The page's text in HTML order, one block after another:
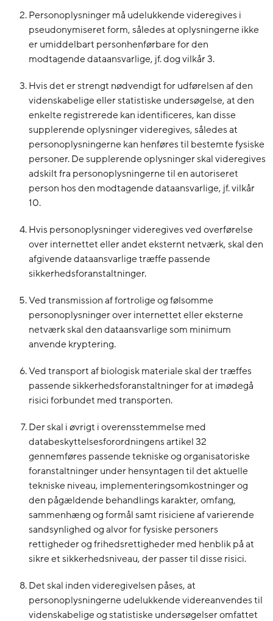
Personoplysninger må udelukkende videregives i
pseudonymiseret form, således at oplysningerne ikke
er umiddelbart personhenførbare for den
modtagende dataansvarlige, jf. dog vilkår 3.
Hvis det er strengt nødvendigt for udførelsen af den
videnskabelige eller statistiske undersøgelse, at den
enkelte registrerede kan identificeres, kan disse
supplerende oplysninger videregives, således at
personoplysningerne kan henføres til bestemte fysiske
personer. De supplerende oplysninger skal videregives
adskilt fra personoplysningerne til en autoriseret
person hos den modtagende dataansvarlige, jf. vilkår
10.
Hvis personoplysninger videregives ved overførelse
over internettet eller andet eksternt netværk, skal den
afgivende dataansvarlige træffe passende
sikkerhedsforanstaltninger.
Ved transmission af fortrolige og følsomme
personoplysninger over internettet eller eksterne
netværk skal den dataansvarlige som minimum
anvende kryptering.
Ved transport af biologisk materiale skal der træffes
passende sikkerhedsforanstaltninger for at imødegå
risici forbundet med transporten.
Der skal i øvrigt i overensstemmelse med
databeskyttelsesforordningens artikel 32
gennemføres passende tekniske og organisatoriske
foranstaltninger under hensyntagen til det aktuelle
tekniske niveau, implementeringsomkostninger og
den pågældende behandlings karakter, omfang,
sammenhæng og formål samt risiciene af varierende
sandsynlighed og alvor for fysiske personers
rettigheder og frihedsrettigheder med henblik på at
sikre et sikkerhedsniveau, der passer til disse risici.
Det skal inden videregivelsen påses, at
personoplysningerne udelukkende videreanvendes til
videnskabelige og statistiske undersøgelser omfattet